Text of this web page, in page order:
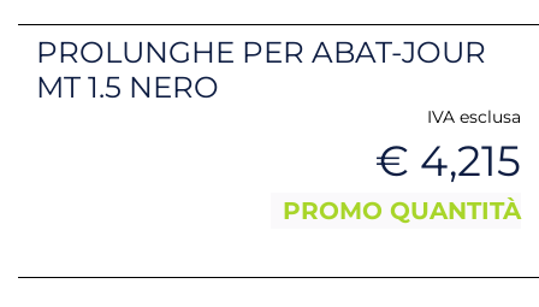
PROLUNGHE PER ABAT-JOUR
MT 1.5 NERO
IVA esclusa
€ 4,215
PROMO QUANTITÀ